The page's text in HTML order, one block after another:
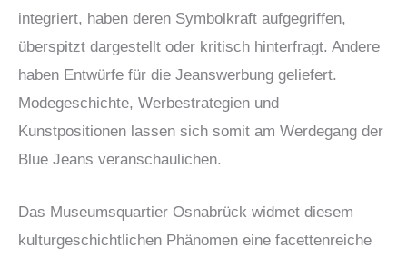
integriert, haben deren Symbolkraft aufgegriffen,
überspitzt dargestellt oder kritisch hinterfragt. Andere
haben Entwürfe für die Jeanswerbung geliefert.
Modegeschichte, Werbestrategien und
Kunstpositionen lassen sich somit am Werdegang der
Blue Jeans veranschaulichen.
Das Museumsquartier Osnabrück widmet diesem
kulturgeschichtlichen Phänomen eine facettenreiche